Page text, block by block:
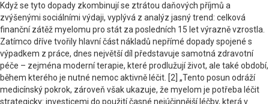
Když se tyto dopady zkombinují se ztrátou daňových příjmů a
zvýšenými sociálními výdaji, vyplývá z analýz jasný trend: celková
finanční zátěž myelomu pro stát za posledních 15 let výrazně vzrostla.
Zatímco dříve tvořily hlavní část nákladů nepřímé dopady spojené s
výpadkem z práce, dnes největší díl představuje samotná zdravotní
péče – zejména moderní terapie, které prodlužují život, ale také období,
během kterého je nutné nemoc aktivně léčit. [2] „Tento posun odráží
medicínský pokrok, zároveň však ukazuje, že myelom je potřeba léčit
strategicky: investicemi do použití časné nejúčinnější léčby, která v